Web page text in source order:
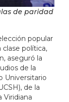
de paridad
popular
política,
aseguró la
de la
Universitario
de la
Viridiana